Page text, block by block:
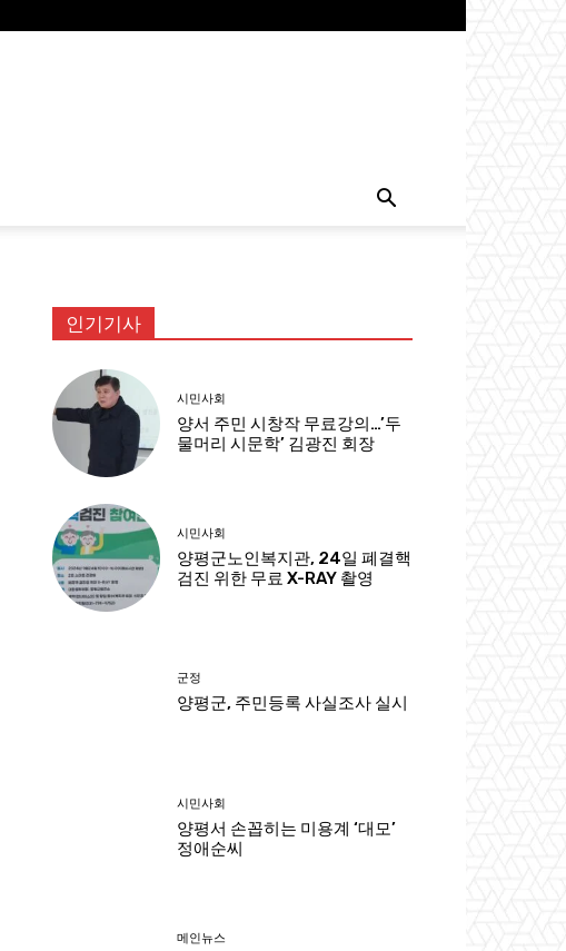
인기기사
시민사회
양서 주민 시창작 무료강의…’두
물머리 시문학’ 김광진 회장
시민사회
양평군노인복지관, 24일 폐결핵
검진 위한 무료 X-RAY 촬영
군정
양평군, 주민등록 사실조사 실시
시민사회
양평서 손꼽히는 미용계 ‘대모’
정애순씨
메인뉴스